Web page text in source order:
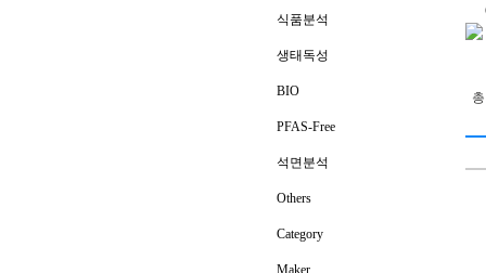
식품분석
생태독성
BIO
PFAS-Free
석면분석
Others
Category
Maker
총